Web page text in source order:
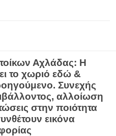
Αχλάδας: Η
το χωριό εδώ &
Συνεχής
αλλοίωση
στην ποιότητα
εικόνα